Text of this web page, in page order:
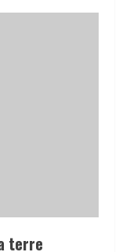
terre